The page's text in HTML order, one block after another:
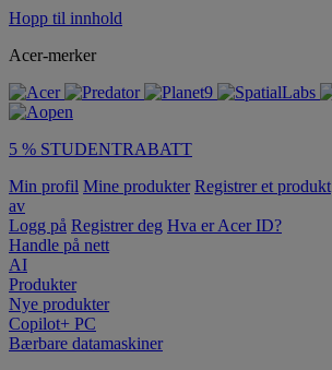
Hopp til innhold
Acer-merker
5 % STUDENTRABATT
Min profil Mine produkter Registrer et produkt
av
Logg på Registrer deg Hva er Acer ID?
Handle på nett
AI
Produkter
Nye produkter
Copilot+ PC
Bærbare datamaskiner